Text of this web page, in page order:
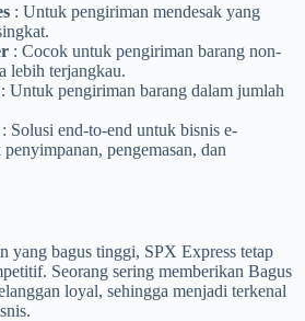
: Untuk pengiriman mendesak yang
: Cocok untuk pengiriman barang non-
lebih terjangkau.
: Untuk pengiriman barang dalam jumlah
: Solusi end-to-end untuk bisnis e-
pengemasan, dan
yang bagus tinggi, SPX Express tetap
Seorang sering memberikan Bagus
loyal, sehingga menjadi terkenal